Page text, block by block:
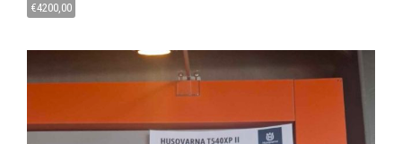
€4200,00